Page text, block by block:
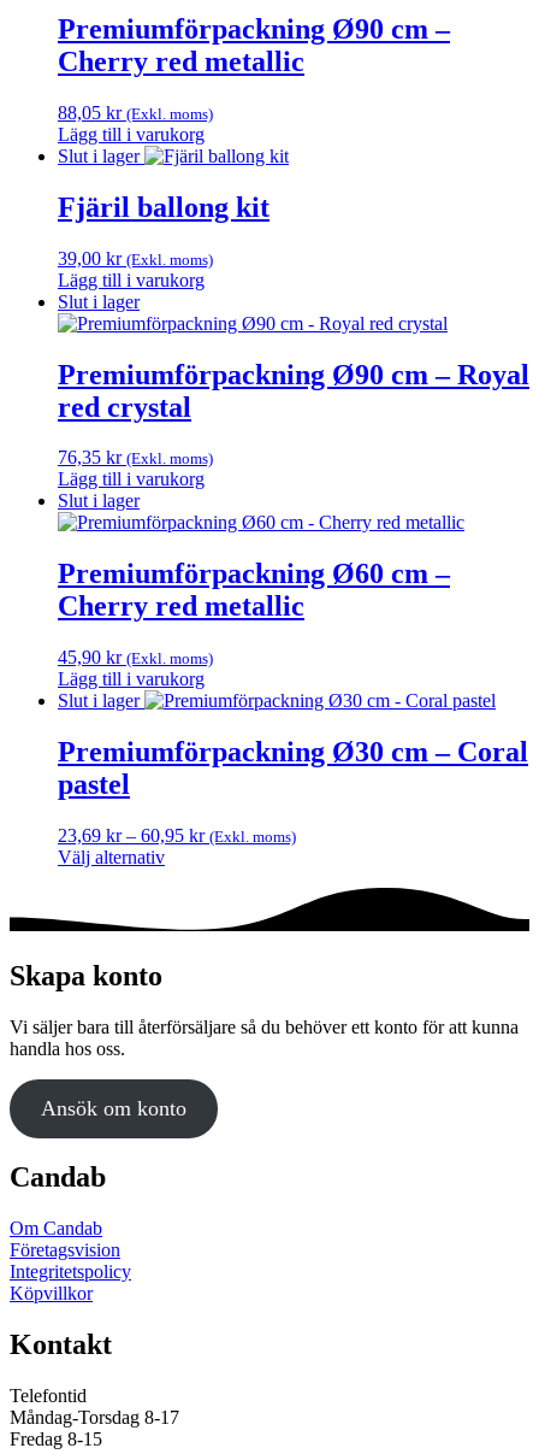
Premiumförpackning Ø90 cm –
Cherry red metallic
88,05 kr (Exkl. moms)
Lägg till i varukorg
Slut i lager
Fjäril ballong kit
39,00 kr (Exkl. moms)
Lägg till i varukorg
Slut i lager
Premiumförpackning Ø90 cm – Royal
red crystal
76,35 kr (Exkl. moms)
Lägg till i varukorg
Slut i lager
Premiumförpackning Ø60 cm –
Cherry red metallic
45,90 kr (Exkl. moms)
Lägg till i varukorg
Slut i lager
Premiumförpackning Ø30 cm – Coral
pastel
23,69 kr – 60,95 krPrisintervall:
(Exkl. moms)
Välj alternativ
produkten
varianter.
olika
alternativen
på
produktsidan
Skapa konto
Vi säljer bara till återförsäljare så du behöver ett konto för att kunna
handla hos oss.
Ansök om konto
Candab
Om Candab
Företagsvision
Integritetspolicy
Köpvillkor
Kontakt
Telefontid
Måndag-Torsdag 8-17
Fredag 8-15